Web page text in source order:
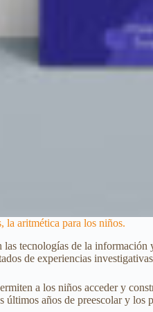
aritmética para los niños.
las tecnologías de la
de experiencias
a los niños acceder y
últimos años de preescolar y